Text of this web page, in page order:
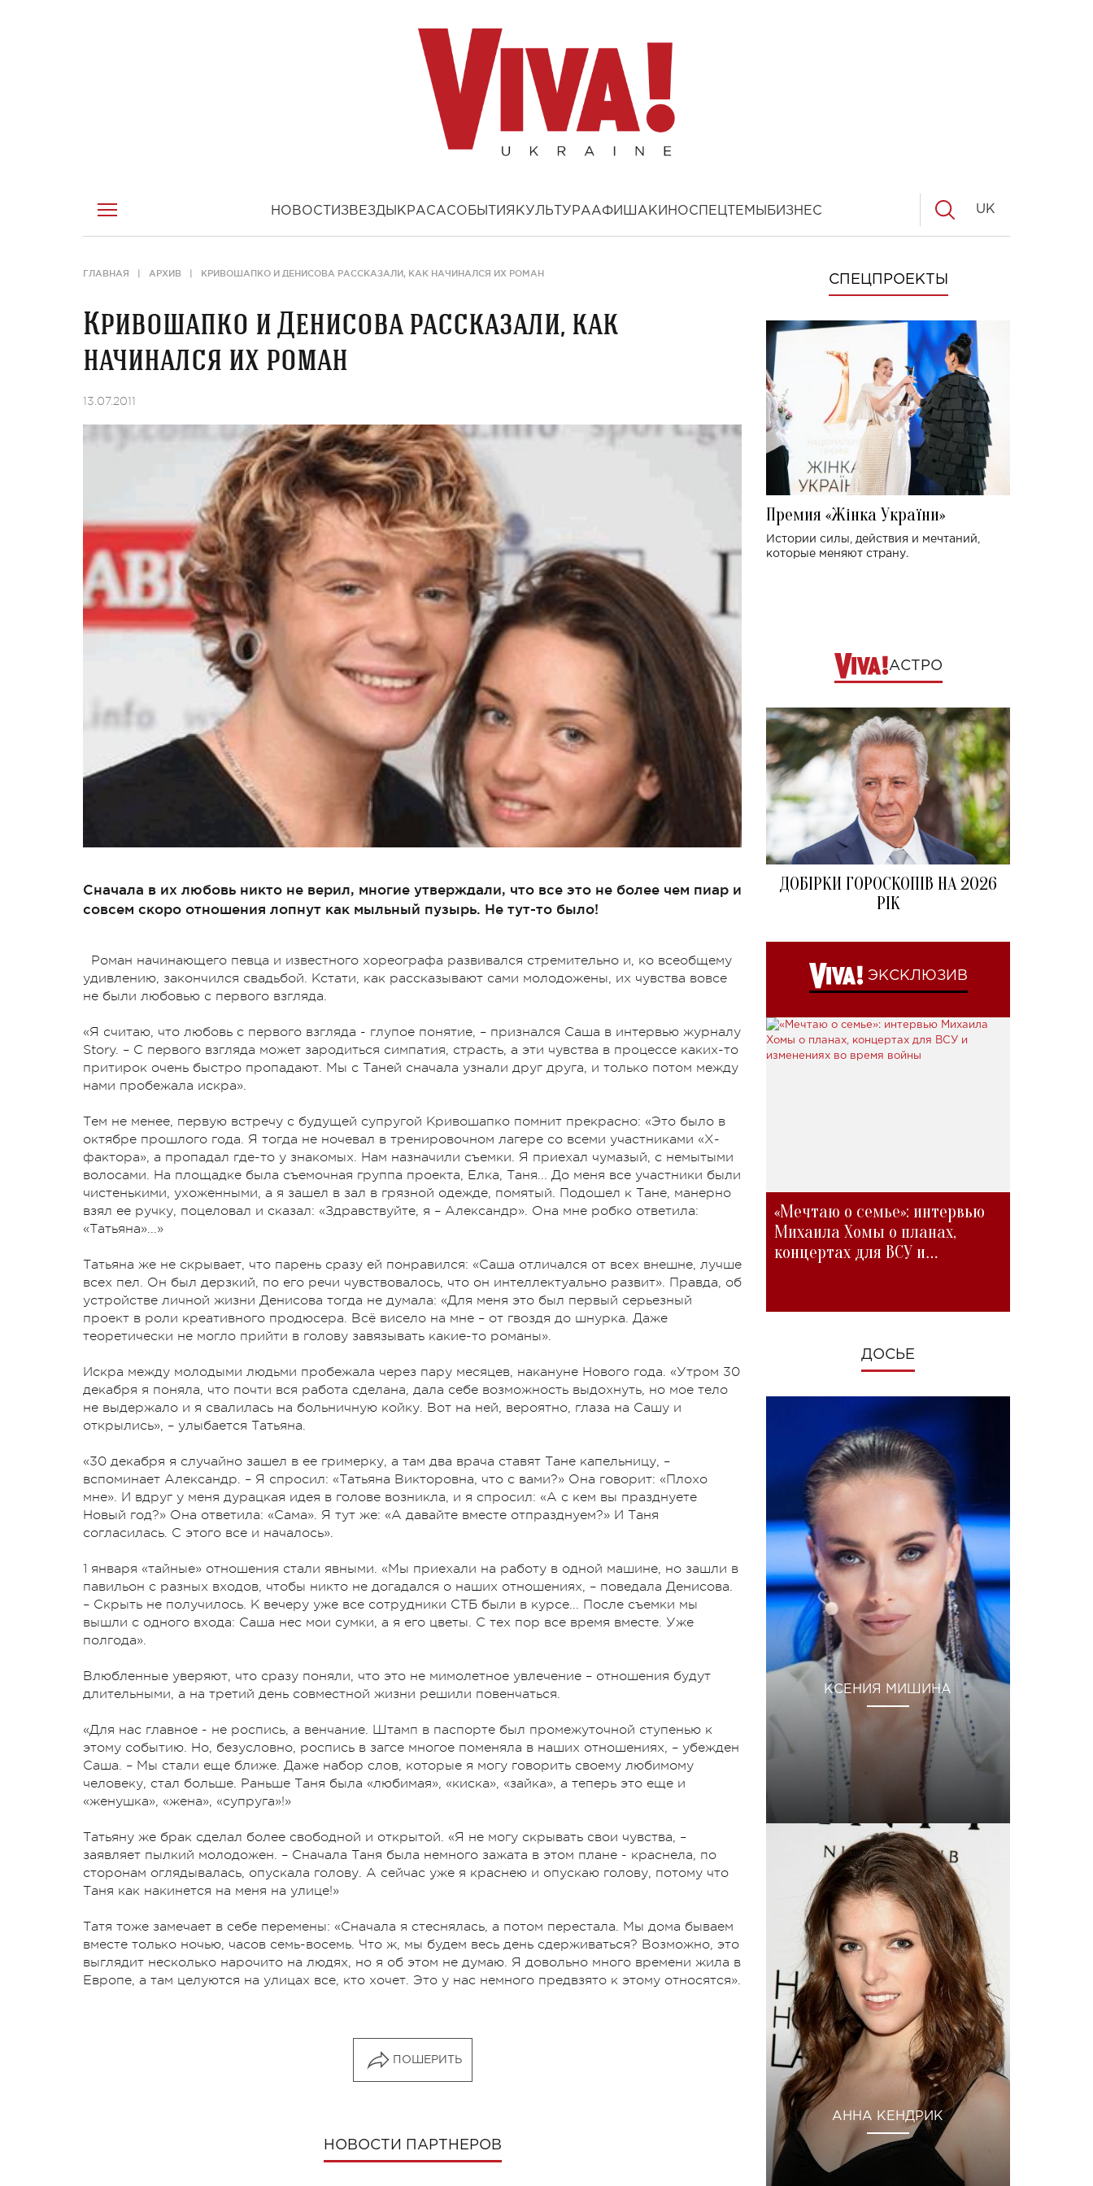
НОВОСТИ ЗВЕЗДЫ КРАСАСОБЫТИЯ КУЛЬТУРААФИША КИНОСПЕЦТЕМЫ БИЗНЕС UK
ГЛАВНАЯ АРХИВ КРИВОШАПКО И ДЕНИСОВА РАССКАЗАЛИ, КАК НАЧИНАЛСЯ ИХ РОМАН
Кривошапко и Денисова рассказали, как
начинался их роман
13.07.2011
Сначала в их любовь никто не верил, многие утверждали, что все это не более чем пиар и
совсем скоро отношения лопнут как мыльный пузырь. Не тут-то было!
Роман начинающего певца и известного хореографа развивался стремительно и, ко всеобщему
удивлению, закончился свадьбой. Кстати, как рассказывают сами молодожены, их чувства вовсе
не были любовью с первого взгляда.
«Я считаю, что любовь с первого взгляда - глупое понятие, – признался Саша в интервью журналу
Story. – С первого взгляда может зародиться симпатия, страсть, а эти чувства в процессе каких-то
притирок очень быстро пропадают. Мы с Таней сначала узнали друг друга, и только потом между
нами пробежала искра».
Тем не менее, первую встречу с будущей супругой Кривошапко помнит прекрасно: «Это было в
октябре прошлого года. Я тогда не ночевал в тренировочном лагере со всеми участниками «Х-
фактора», а пропадал где-то у знакомых. Нам назначили съемки. Я приехал чумазый, с немытыми
волосами. На площадке была съемочная группа проекта, Елка, Таня... До меня все участники были
чистенькими, ухоженными, а я зашел в зал в грязной одежде, помятый. Подошел к Тане, манерно
взял ее ручку, поцеловал и сказал: «Здравствуйте, я – Александр». Она мне робко ответила:
«Татьяна»...»
Татьяна же не скрывает, что парень сразу ей понравился: «Саша отличался от всех внешне, лучше
всех пел. Он был дерзкий, по его речи чувствовалось, что он интеллектуально развит». Правда, об
устройстве личной жизни Денисова тогда не думала: «Для меня это был первый серьезный
проект в роли креативного продюсера. Всё висело на мне – от гвоздя до шнурка. Даже
теоретически не могло прийти в голову завязывать какие-то романы».
Искра между молодыми людьми пробежала через пару месяцев, накануне Нового года. «Утром 30
декабря я поняла, что почти вся работа сделана, дала себе возможность выдохнуть, но мое тело
не выдержало и я свалилась на больничную койку. Вот на ней, вероятно, глаза на Сашу и
открылись», – улыбается Татьяна.
«30 декабря я случайно зашел в ее гримерку, а там два врача ставят Тане капельницу, –
вспоминает Александр. – Я спросил: «Татьяна Викторовна, что с вами?» Она говорит: «Плохо
мне». И вдруг у меня дурацкая идея в голове возникла, и я спросил: «А с кем вы празднуете
Новый год?» Она ответила: «Сама». Я тут же: «А давайте вместе отпразднуем?» И Таня
согласилась. С этого все и началось».
1 января «тайные» отношения стали явными. «Мы приехали на работу в одной машине, но зашли в
павильон с разных входов, чтобы никто не догадался о наших отношениях, – поведала Денисова.
– Скрыть не получилось. К вечеру уже все сотрудники СТБ были в курсе... После съемки мы
вышли с одного входа: Саша нес мои сумки, а я его цветы. С тех пор все время вместе. Уже
полгода».
Влюбленные уверяют, что сразу поняли, что это не мимолетное увлечение – отношения будут
длительными, а на третий день совместной жизни решили повенчаться.
«Для нас главное - не роспись, а венчание. Штамп в паспорте был промежуточной ступенью к
этому событию. Но, безусловно, роспись в загсе многое поменяла в наших отношениях, – убежден
Саша. – Мы стали еще ближе. Даже набор слов, которые я могу говорить своему любимому
человеку, стал больше. Раньше Таня была «любимая», «киска», «зайка», а теперь это еще и
«женушка», «жена», «супруга»!»
Татьяну же брак сделал более свободной и открытой. «Я не могу скрывать свои чувства, –
заявляет пылкий молодожен. – Сначала Таня была немного зажата в этом плане - краснела, по
сторонам оглядывалась, опускала голову. А сейчас уже я краснею и опускаю голову, потому что
Таня как накинется на меня на улице!»
Татя тоже замечает в себе перемены: «Сначала я стеснялась, а потом перестала. Мы дома бываем
вместе только ночью, часов семь-восемь. Что ж, мы будем весь день сдерживаться? Возможно, это
выглядит несколько нарочито на людях, но я об этом не думаю. Я довольно много времени жила в
Европе, а там целуются на улицах все, кто хочет. Это у нас немного предвзято к этому относятся».
ПОШЕРИТЬ
НОВОСТИ ПАРТНЕРОВ
СПЕЦПРОЕКТЫ
Премия «Жінка України»
Истории силы, действия и мечтаний,
которые меняют страну.
АСТРО
ДОБІРКИ ГОРОСКОПІВ НА 2026
РІК
ЭКСКЛЮЗИВ
«Мечтаю о семье»: интервью
Михаила Хомы о планах,
концертах для ВСУ и
ДОСЬЕ
КСЕНИЯ МИШИНА
АННА КЕНДРИК